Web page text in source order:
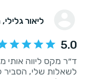
ליאור גלילי,
5.0
ד״ר מקס ליווה אותי
לשאלות שלי, הסביר